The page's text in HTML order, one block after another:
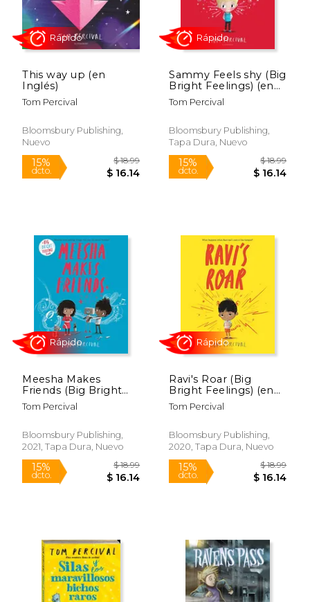
15%
dcto.
15%
dcto.
15%
dcto. $ 16.14
Rápido
15%
dcto.
This way up (en
Inglés)
Tom Percival
Bloomsbury Publishing,
Nuevo
Sammy Feels shy (Big
Bright Feelings) (en
Inglés)
Tom Percival
Bloomsbury Publishing,
Tapa Dura, Nuevo
Meesha Makes
Friends (Big Bright
Feelings) (en Inglés)
Tom Percival
Bloomsbury Publishing,
2021, Tapa Dura, Nuevo
Ravi's Roar (Big
Bright Feelings) (en
Inglés)
Tom Percival
Bloomsbury Publishing,
2020, Tapa Dura, Nuevo